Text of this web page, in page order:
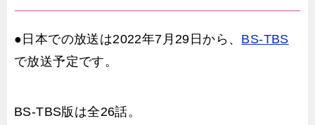
●日本での放送は2022年7月29日から、 BS-TBS
で放送予定です。
BS-TBS版は全26話。